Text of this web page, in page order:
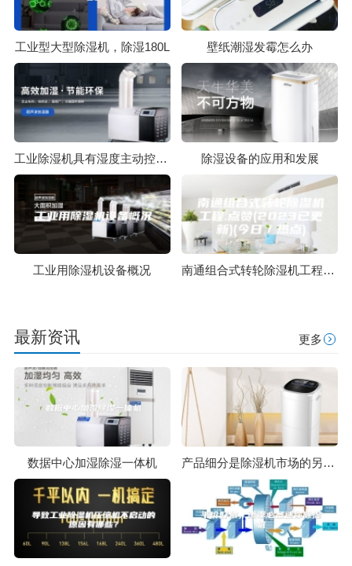
工业型大型除湿机，除湿180L 壁纸潮湿发霉怎么办
工业除湿机具有湿度主动控制体系 除湿设备的应用和发展
工业用除湿机设备概况 南通组合式转轮除湿机工程.点赞(2023已更新)(今日／热点)
最新资讯 更多
数据中心加湿除湿一体机 产品细分是除湿机市场的另外一个突破点